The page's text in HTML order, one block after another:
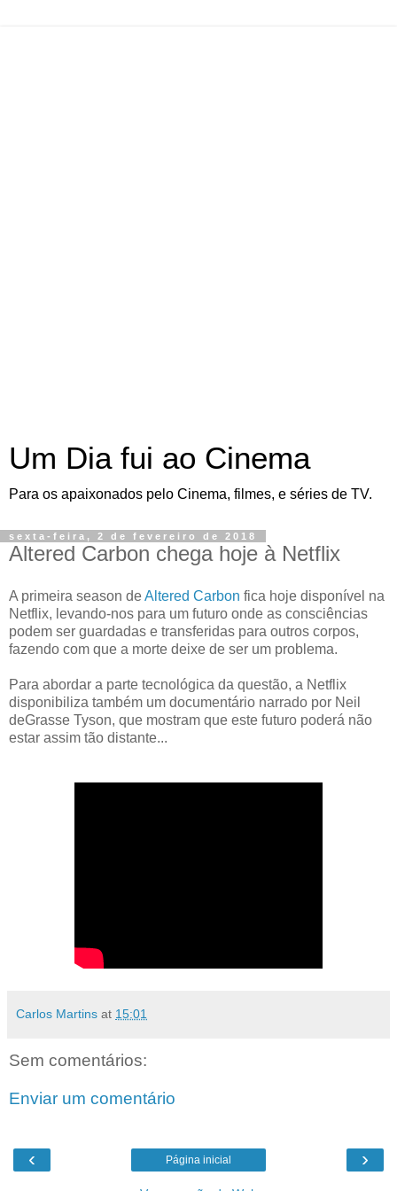
Um Dia fui ao Cinema
Para os apaixonados pelo Cinema, filmes, e séries de TV.
sexta-feira, 2 de fevereiro de 2018
Altered Carbon chega hoje à Netflix
A primeira season deAltered Carbon fica hoje disponível na
Netflix, levando-nos para um futuro onde as consciências
podem ser guardadas e transferidas para outros corpos,
fazendo com que a morte deixe de ser um problema.
Para abordar a parte tecnológica da questão, a Netflix
disponibiliza também um documentário narrado por Neil
deGrasse Tyson, que mostram que este futuro poderá não
estar assim tão distante...
Carlos Martins at 15:01
Sem comentários:
Enviar um comentário
‹ ›
Página inicial